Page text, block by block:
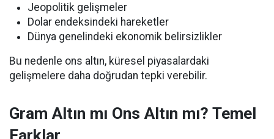
Jeopolitik gelişmeler
Dolar endeksindeki hareketler
Dünya genelindeki ekonomik belirsizlikler
Bu nedenle ons altın, küresel piyasalardaki
gelişmelere daha doğrudan tepki verebilir.
Gram Altın mı Ons Altın mı? Temel
Farklar